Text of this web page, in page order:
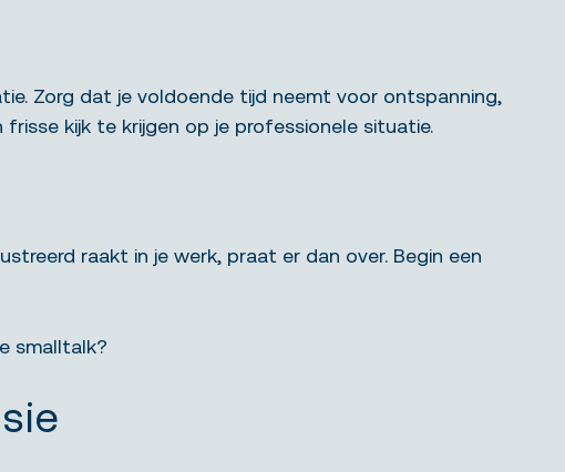
Zorg dat je voldoende tijd neemt voor ontspanning,
kijk te krijgen op je professionele situatie.
raakt in je werk, praat er dan over. Begin een
smalltalk?